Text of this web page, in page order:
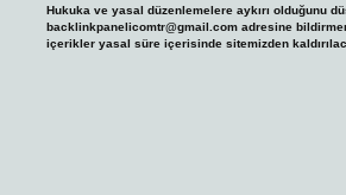
Hukuka ve yasal düzenlemelere aykırı olduğunu
backlinkpanelicomtr@gmail.comadresine
içerikler yasal süre içerisinde sitemizden